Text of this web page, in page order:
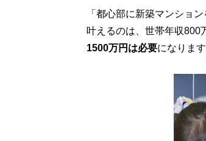
「都心部に新築マンショ
叶えるのは、世帯年収800
1500万円は必要になります